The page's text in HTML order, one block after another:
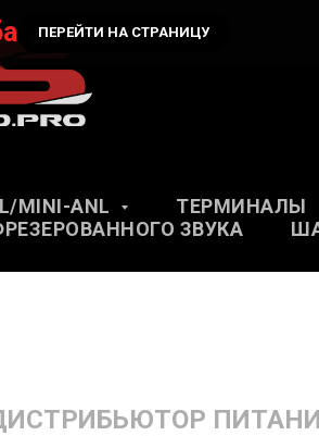
ANL ТЕРМИНАЛЫ
ЗВУКА
ПЕРЕЙТИ НА СТРАНИЦУ